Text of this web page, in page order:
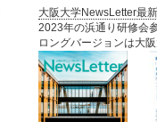
大阪大学NewsLetter最
2023年の浜通り研修会
ロングバージョンは大